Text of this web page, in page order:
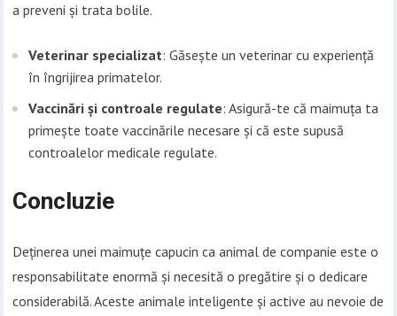
a preveni și trata bolile.
Veterinar specializat: Găsește un veterinar cu experiență
în îngrijirea primatelor.
Vaccinări și controale regulate: Asigură-te că maimuța ta
primește toate vaccinările necesare și că este supusă
controalelor medicale regulate.
Concluzie
Deținerea unei maimuțe capucin ca animal de companie este o
responsabilitate enormă și necesită o pregătire și o dedicare
considerabilă. Aceste animale inteligente și active au nevoie de